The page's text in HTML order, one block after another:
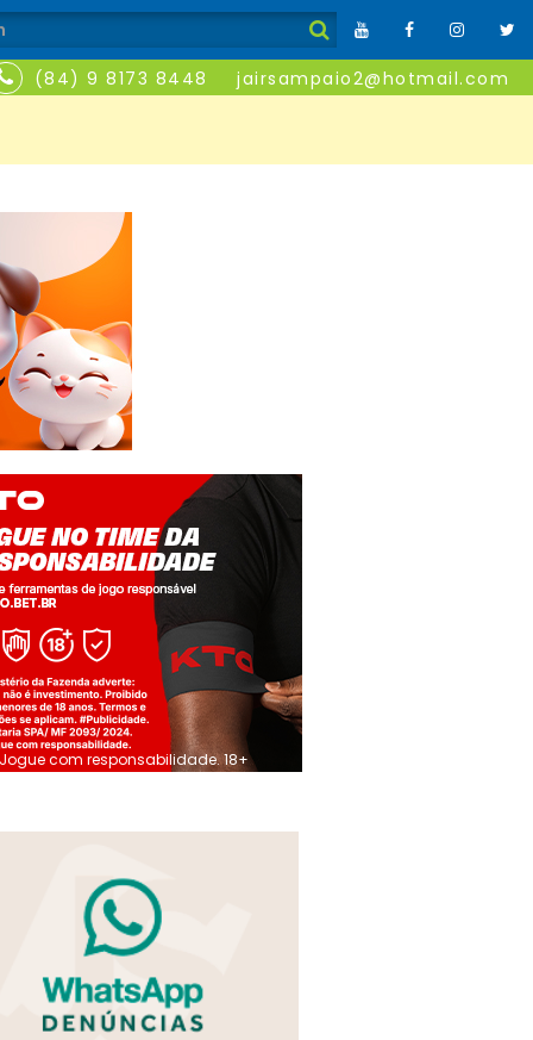
(84) 9 8173 8448 jairsampaio2@hotmail.com
Jogue com responsabilidade. 18+